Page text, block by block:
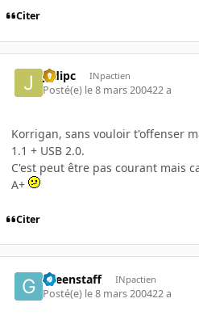
Citer
jedipc INpactien
Posté(e) le 8 mars 200422 a
Korrigan, sans vouloir t'offenser
1.1 + USB 2.0.
C'est peut être pas courant mais
A+
Citer
Greenstaff INpactien
Posté(e) le 8 mars 200422 a